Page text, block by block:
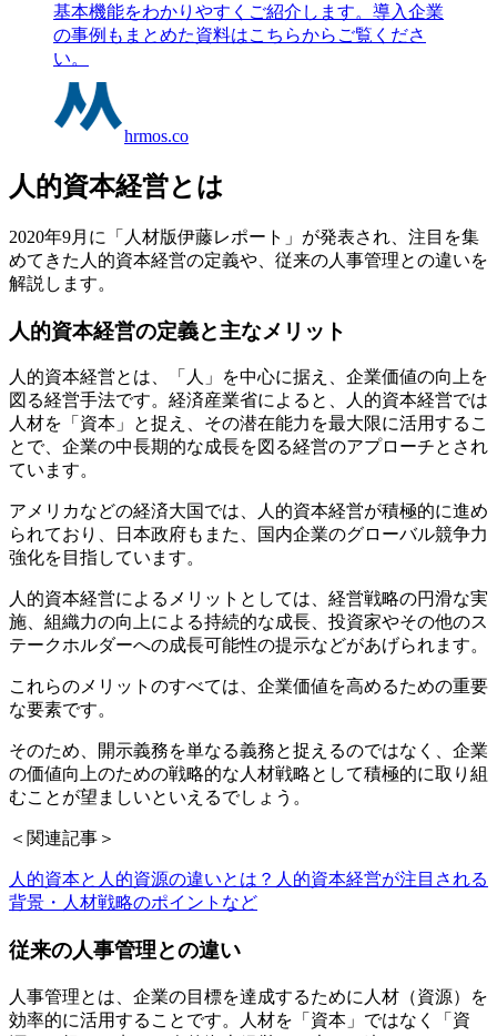
基本機能をわかりやすくご紹介します。導入企業
の事例もまとめた資料はこちらからご覧くださ
い。
hrmos.co
人的資本経営とは
2020年9月に「人材版伊藤レポート」が発表され、注目を集
めてきた人的資本経営の定義や、従来の人事管理との違いを
解説します。
人的資本経営の定義と主なメリット
人的資本経営とは、「人」を中心に据え、企業価値の向上を
図る経営手法です。経済産業省によると、人的資本経営では
人材を「資本」と捉え、その潜在能力を最大限に活用するこ
とで、企業の中長期的な成長を図る経営のアプローチとされ
ています。
アメリカなどの経済大国では、人的資本経営が積極的に進め
られており、日本政府もまた、国内企業のグローバル競争力
強化を目指しています。
人的資本経営によるメリットとしては、経営戦略の円滑な実
施、組織力の向上による持続的な成長、投資家やその他のス
テークホルダーへの成長可能性の提示などがあげられます。
これらのメリットのすべては、企業価値を高めるための重要
な要素です。
そのため、開示義務を単なる義務と捉えるのではなく、企業
の価値向上のための戦略的な人材戦略として積極的に取り組
むことが望ましいといえるでしょう。
＜関連記事＞
人的資本と人的資源の違いとは？人的資本経営が注目される
背景・人材戦略のポイントなど
従来の人事管理との違い
人事管理とは、企業の目標を達成するために人材（資源）を
効率的に活用することです。人材を「資本」ではなく「資